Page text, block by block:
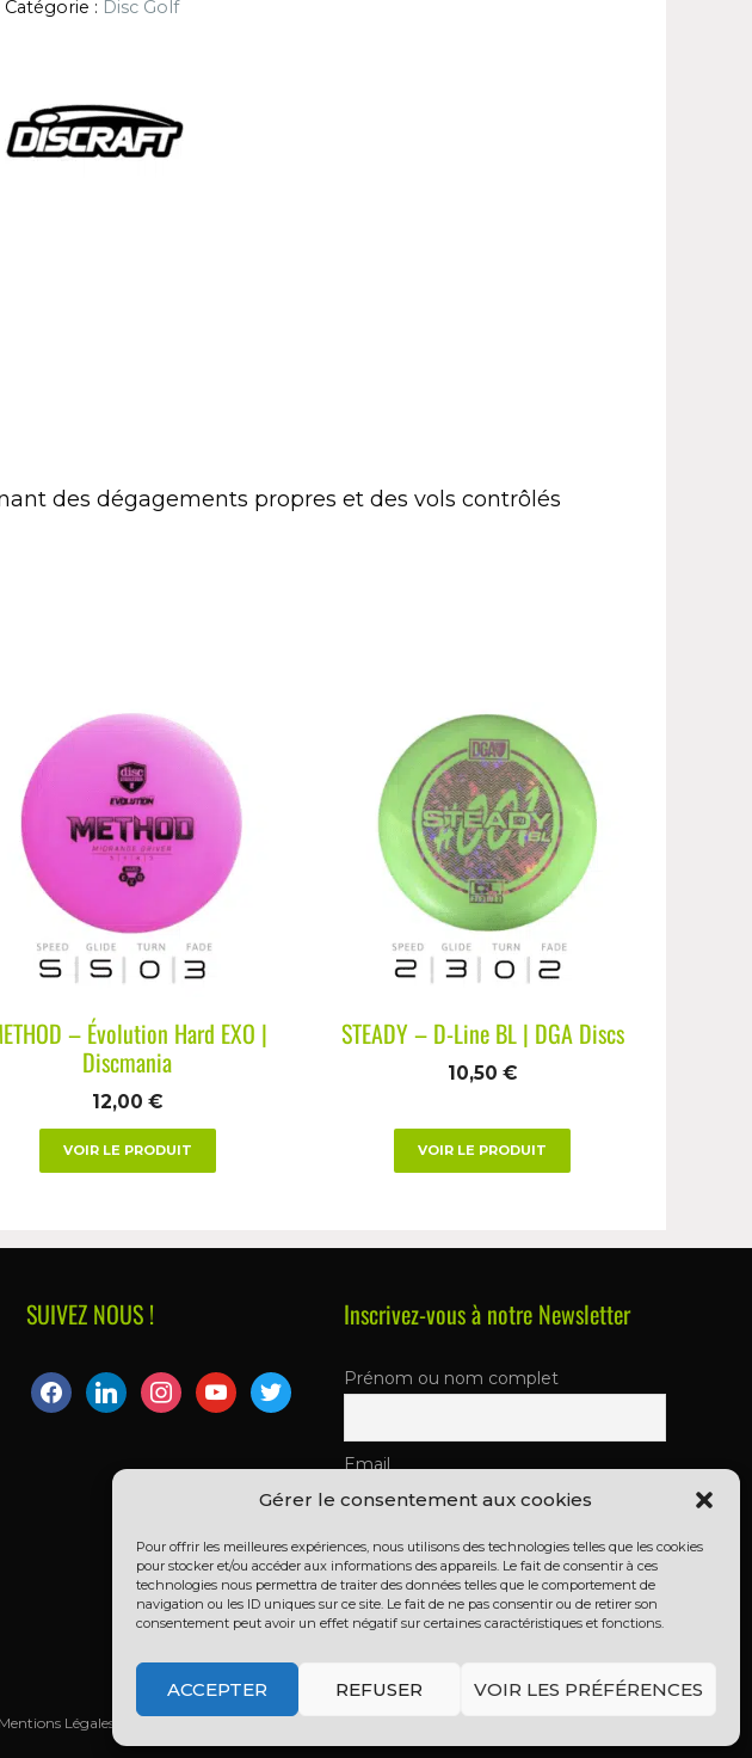
Gérer le consentement aux cookies
Pour offrir les meilleures expériences, nous utilisons des technologies telles que les cookies
pour stocker et/ou accéder aux informations des appareils. Le fait de consentir à ces
technologies nous permettra de traiter des données telles que le comportement de
navigation ou les ID uniques sur ce site. Le fait de ne pas consentir ou de retirer son
consentement peut avoir un effet négatif sur certaines caractéristiques et fonctions.
ACCEPTER REFUSER VOIR LES PRÉFÉRENCES
Catégorie : Disc Golf
des dégagements propres et des vols contrôlés
– Évolution Hard EXO |
Discmania
12,00€
VOIR LE PRODUIT
STEADY – D-Line BL | DGA Discs
10,50€
VOIR LE PRODUIT
SUIVEZ NOUS ! Inscrivez-vous à notre Newsletter
Prénom ou nom complet
Email
En continuant, vous acceptez la
politique de confidentialité
Mentions Légales